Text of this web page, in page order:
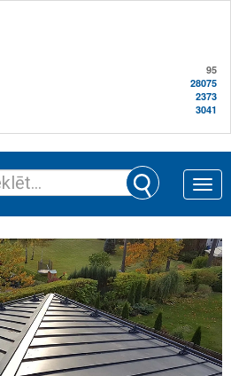
95
28075
2373
3041
Toggle